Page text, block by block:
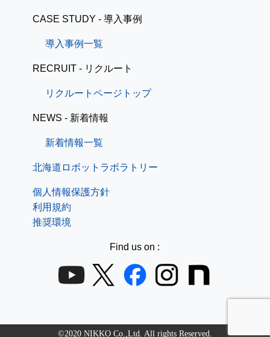
CASE STUDY - 導入事例
導入事例一覧
RECRUIT - リクルート
リクルートページトップ
NEWS - 新着情報
新着情報一覧
北海道ロボットラボラトリー
個人情報保護方針
利用規約
推奨環境
Find us on :
©2020 NIKKO Co.,Ltd. All rights Reserved.